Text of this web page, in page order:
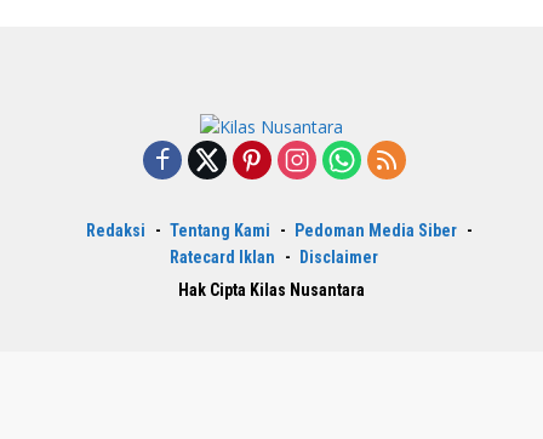
Redaksi Tentang Kami
Pedoman Media Siber
Ratecard Iklan
Disclaimer
Hak Cipta Kilas Nusantara